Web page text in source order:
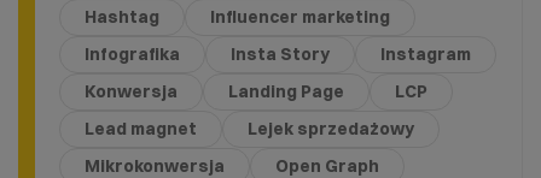
Hashtag
Influencer marketing
Infografika
Insta Story
Instagram
Konwersja
Landing Page
LCP
Lead magnet
Lejek sprzedażowy
Mikrokonwersja
Open Graph